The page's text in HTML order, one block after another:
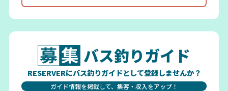
バス釣りガイド
RESERVERにバス釣りガイドとして登録しませんか？
ガイド情報を掲載して、集客・収入をアップ！